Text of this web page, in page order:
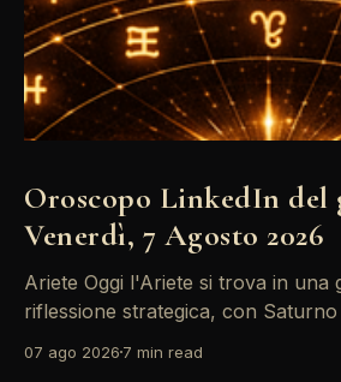
Oroscopo LinkedIn del
Venerdì, 7 Agosto 2026
Ariete Oggi l'Ariete si trova in una giornata di
riflessione strategica, con
riconsiderare il tuo personal
07 ago 2026 7 min read